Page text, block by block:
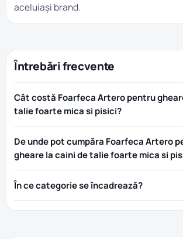
aceluiași brand.
Întrebări frecvente
Cât costă Foarfeca Artero pentru
talie foarte mica si pisici?
De unde pot cumpăra Foarfeca Artero
gheare la caini de talie foarte mica si
În ce categorie se încadrează?